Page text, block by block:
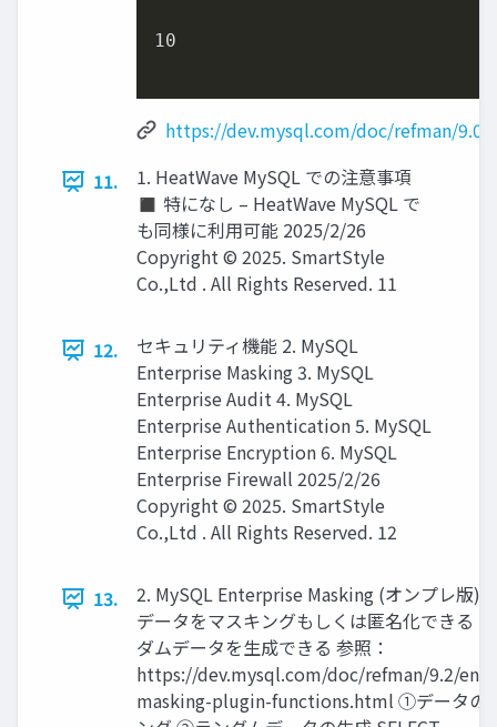
10
https://dev.mysql.com/doc/refman/
11.
1. HeatWave MySQL での注意事項
◼ 特になし – HeatWave MySQL で
も同様に利用可能 2025/2/26
Copyright © 2025. SmartStyle
Co.,Ltd . All Rights Reserved. 11
12.
セキュリティ機能 2. MySQL
Enterprise Masking 3. MySQL
Enterprise Audit 4. MySQL
Enterprise Authentication 5. MySQL
Enterprise Encryption 6. MySQL
Enterprise Firewall 2025/2/26
Copyright © 2025. SmartStyle
Co.,Ltd . All Rights Reserved. 12
13.
2. MySQL Enterprise Masking (オンプレ版)
データをマスキングもしくは匿名化できる
ダムデータを生成できる 参照：
https://dev.mysql.com/doc/refman/9.2/en/
masking-plugin-functions.html ①データの